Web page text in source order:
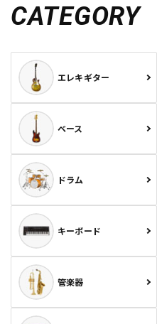
CATEGORY
エレキギター
ベース
ドラム
キーボード
管楽器